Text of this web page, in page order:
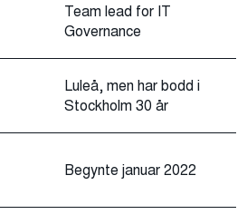
Team lead for IT
Governance
Luleå, men har bodd i
Stockholm 30 år
Begynte januar 2022